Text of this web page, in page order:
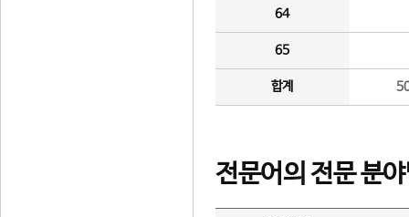
64
65
합계
전문어의 전문 분